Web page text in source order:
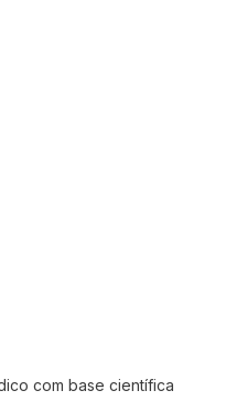
com base científica